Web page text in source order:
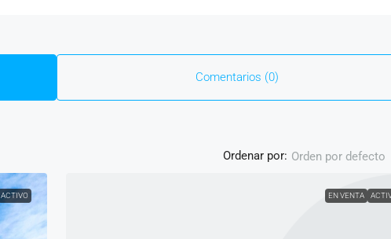
Comentarios (0)
Ordenar por: Orden por defecto
ACTIVO EN VENTA